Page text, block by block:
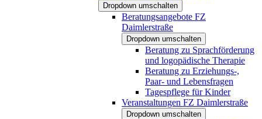
Dropdown umschalten
Beratungsangebote FZ
Daimlerstraße
Dropdown umschalten
Beratung zu Sprachförderung
und logopädische Therapie
Beratung zu Erziehungs-,
Paar- und Lebensfragen
Tagespflege für Kinder
Veranstaltungen FZ Daimlerstraße
Dropdown umschalten